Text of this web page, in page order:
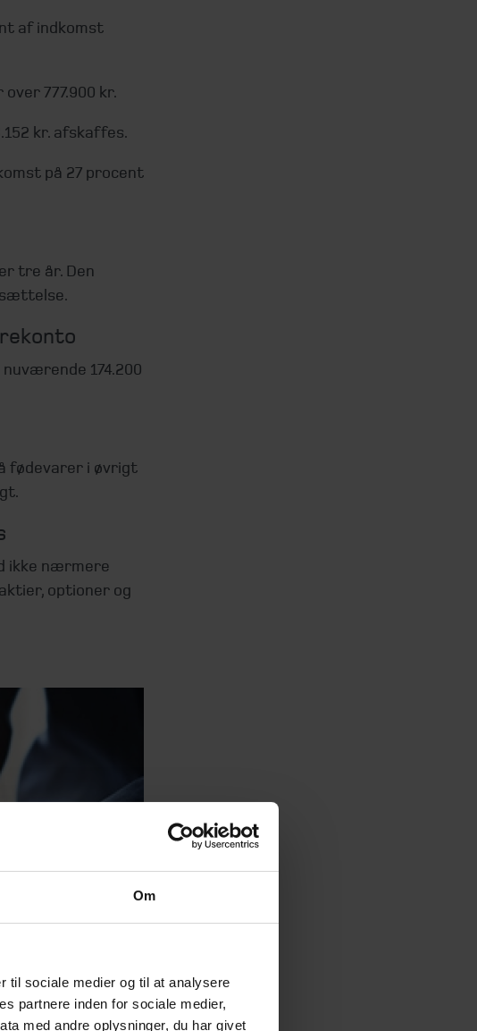
Om
til sociale medier og til at analysere
partnere inden for sociale medier,
med andre oplysninger, du har givet
af indkomst
777.900 kr.
kr. afskaffes.
på 27 procent
tre år. Den
174.200
fødevarer i øvrigt
ikke nærmere
optioner og